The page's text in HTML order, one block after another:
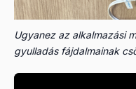
Ugyanez az alkalmazási
gyulladás fájdalmainak